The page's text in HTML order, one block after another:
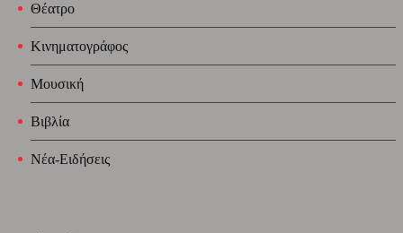
Θέατρο
Κινηματογράφος
Μουσική
Βιβλία
Νέα-Ειδήσεις